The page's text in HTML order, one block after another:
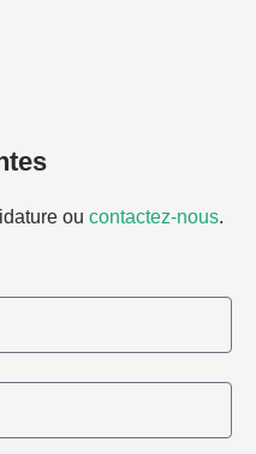
ou contactez-nous.